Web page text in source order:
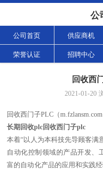
公
公司首页 供应商机
荣誉认证 招聘中心
回收西
2021-01-20
回收西门子PLC （m.fzlansm.com
长期回收plc回收西门子plc
本着“以人为本科技先导顾客满
自动化控制领域的产品开发、
富的自动化产品的应用和实践